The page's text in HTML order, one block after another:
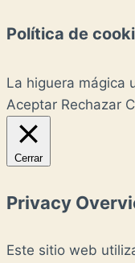
Política de
La higuera mágica
Aceptar Rechazar
Cerrar
Privacy
Este sitio web